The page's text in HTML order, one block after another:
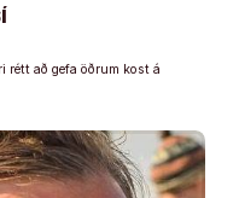
rétt að gefa öðrum kost á